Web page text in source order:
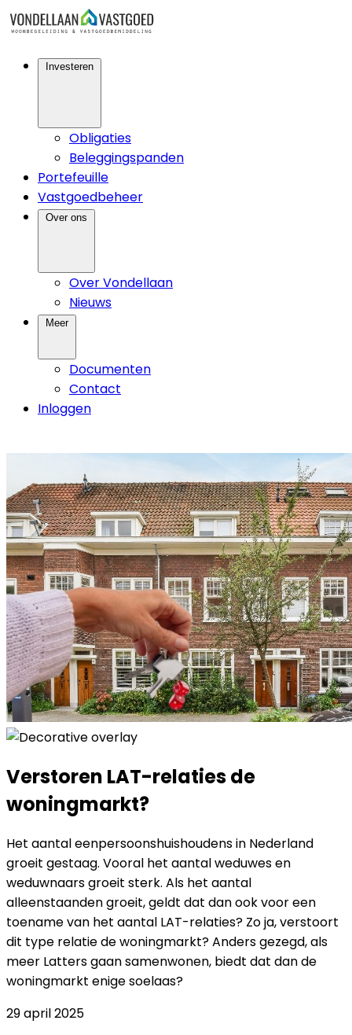
Obligaties
Beleggingspanden
Portefeuille
Vastgoedbeheer
Over Vondellaan
Nieuws
Meer
Documenten
Contact
Inloggen
Verstoren LAT-relaties de
woningmarkt?
Het aantal eenpersoonshuishoudens in Nederland
groeit gestaag. Vooral het aantal weduwes en
weduwnaars groeit sterk. Als het aantal
alleenstaanden groeit, geldt dat dan ook voor een
toename van het aantal LAT-relaties? Zo ja, verstoort
dit type relatie de woningmarkt? Anders gezegd, als
meer Latters gaan samenwonen, biedt dat dan de
woningmarkt enige soelaas?
29 april 2025